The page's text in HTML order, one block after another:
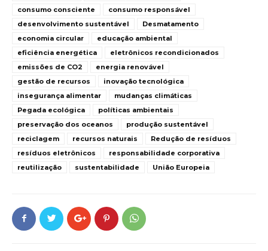
consumo consciente
consumo responsável
desenvolvimento sustentável
Desmatamento
economia circular
educação ambiental
eficiência energética
eletrônicos recondicionados
emissões de CO2
energia renovável
gestão de recursos
inovação tecnológica
insegurança alimentar
mudanças climáticas
Pegada ecológica
políticas ambientais
preservação dos oceanos
produção sustentável
reciclagem
recursos naturais
Redução de resíduos
resíduos eletrônicos
responsabilidade corporativa
reutilização
sustentabilidade União Europeia